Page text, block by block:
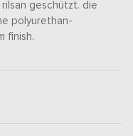
geschützt. die
polyurethan-
finish.